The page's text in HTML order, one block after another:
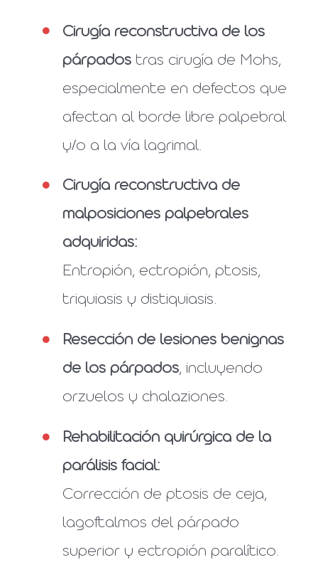
Cirugía reconstructiva de los
párpadostras cirugía de Mohs,
especialmente en defectos que
afectan al borde libre palpebral
y/o a la vía lagrimal.
Cirugía reconstructiva de
malposiciones palpebrales
adquiridas:
Entropión, ectropión, ptosis,
triquiasis y distiquiasis.
Resección de lesiones benignas
de los párpados, incluyendo
orzuelos y chalaziones.
Rehabilitación quirúrgica de la
parálisis facial:
Corrección de ptosis de ceja,
lagoftalmos del párpado
superior y ectropión paralítico.